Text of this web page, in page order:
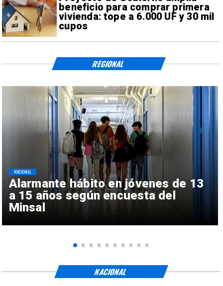
beneficio para comprar primera
vivienda: tope a 6.000 UF y 30 mil
cupos
Alarmante hábito en jóvenes de 13
a 15 años según encuesta del
Minsal
NACIONAL
REGIONAL
NACIONAL